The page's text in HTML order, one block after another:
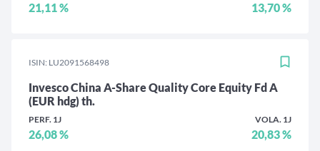
21,11 % 13,70 %
ISIN: LU2091568498
Invesco China A-Share Quality Core Equity Fd A
(EUR hdg) th.
PERF. 1J
26,08 %
VOLA. 1J
20,83 %